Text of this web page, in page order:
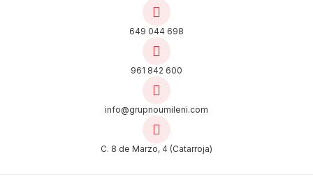
649 044 698
961 842 600
info@grupnoumileni.com
C. 8 de Marzo, 4 (Catarroja)